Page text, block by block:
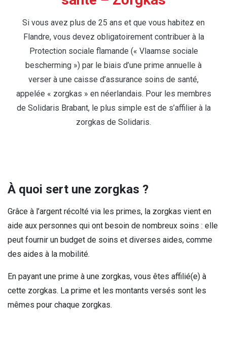
Si vous avez plus de 25 ans et que vous habitez en
Flandre, vous devez obligatoirement contribuer à la
Protection sociale flamande (« Vlaamse sociale
bescherming ») par le biais d’une prime annuelle à
verser à une caisse d’assurance soins de santé,
appelée « zorgkas » en néerlandais. Pour les membres
de Solidaris Brabant, le plus simple est de s’affilier à la
zorgkas de Solidaris.
À quoi sert une zorgkas ?
Grâce à l’argent récolté via les primes, la zorgkas vient en
aide aux personnes qui ont besoin de nombreux soins : elle
peut fournir un budget de soins et diverses aides, comme
des aides à la mobilité.
En payant une prime à une zorgkas, vous êtes affilié(e) à
cette zorgkas. La prime et les montants versés sont les
mêmes pour chaque zorgkas.